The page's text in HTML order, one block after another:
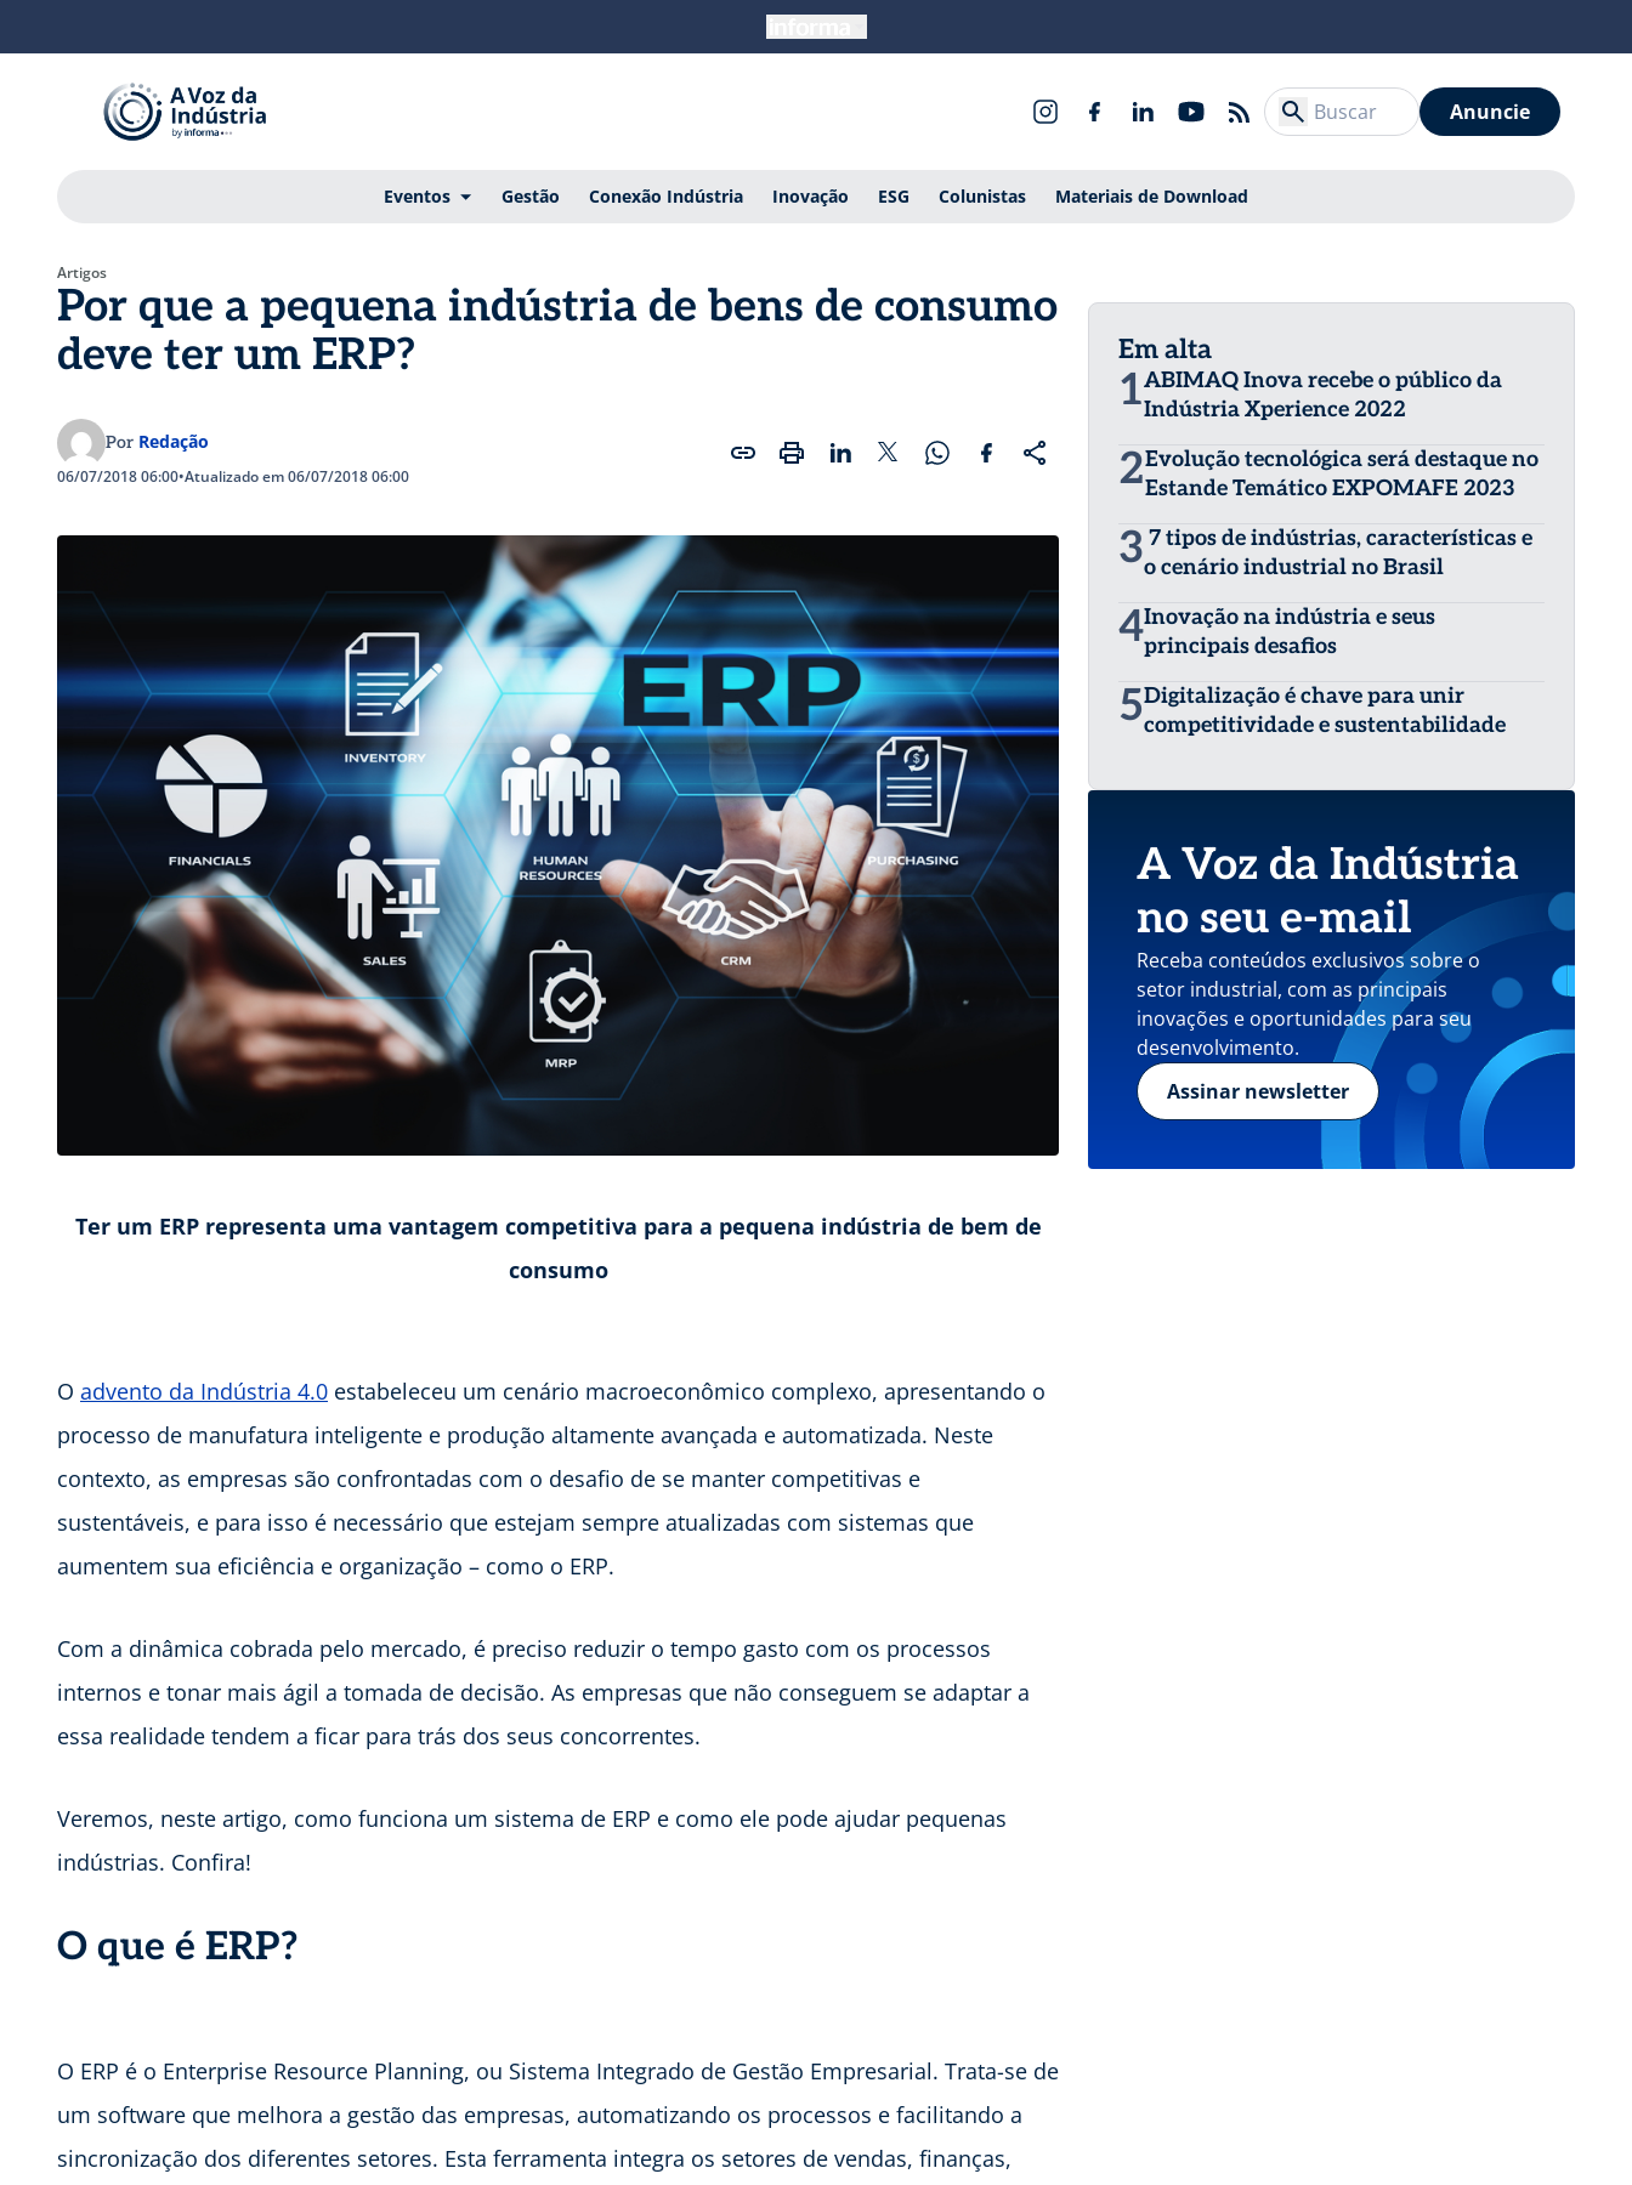
Anuncie
Eventos Gestão Conexão Indústria Inovação ESG Colunistas Materiais de Download
Artigos
Por que a pequena indústria de bens de consumo
deve ter um ERP?
Por Redação
06/07/2018 06:00•Atualizado em 06/07/2018 06:00
Ter um ERP representa uma vantagem competitiva para a pequena indústria de bem de
consumo
O advento da Indústria 4.0 estabeleceu um cenário macroeconômico complexo, apresentando o
processo de manufatura inteligente e produção altamente avançada e automatizada. Neste
contexto, as empresas são confrontadas com o desafio de se manter competitivas e
sustentáveis, e para isso é necessário que estejam sempre atualizadas com sistemas que
aumentem sua eficiência e organização – como o ERP.
Com a dinâmica cobrada pelo mercado, é preciso reduzir o tempo gasto com os processos
internos e tonar mais ágil a tomada de decisão. As empresas que não conseguem se adaptar a
essa realidade tendem a ficar para trás dos seus concorrentes.
Veremos, neste artigo, como funciona um sistema de ERP e como ele pode ajudar pequenas
indústrias. Confira!
O que é ERP?
O ERP é o Enterprise Resource Planning, ou Sistema Integrado de Gestão Empresarial. Trata-se de
um software que melhora a gestão das empresas, automatizando os processos e facilitando a
sincronização dos diferentes setores. Esta ferramenta integra os setores de vendas, finanças,
Em alta
1ABIMAQ Inova recebe o público da
Indústria Xperience 2022
2Evolução tecnológica será destaque no
Estande Temático EXPOMAFE 2023
3 7 tipos de indústrias, características e
o cenário industrial no Brasil
4Inovação na indústria e seus
principais desafios
5Digitalização é chave para unir
competitividade e sustentabilidade
A Voz da Indústria
no seu e-mail
Receba conteúdos exclusivos sobre o
setor industrial, com as principais
inovações e oportunidades para seu
desenvolvimento.
Assinar newsletter